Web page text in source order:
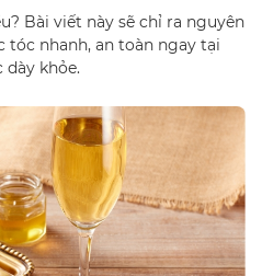
Bài viết này sẽ chỉ ra nguyên
tóc nhanh, an toàn ngay tại
dày khỏe.